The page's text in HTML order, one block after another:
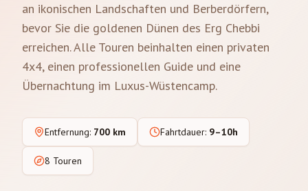
an ikonischen Landschaften und Berberdörfern,
bevor Sie die goldenen Dünen des Erg Chebbi
erreichen. Alle Touren beinhalten einen privaten
4x4, einen professionellen Guide und eine
Übernachtung im Luxus-Wüstencamp.
Entfernung: 700 km Fahrtdauer: 9–10h
8 Touren